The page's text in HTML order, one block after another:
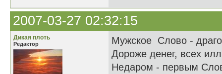
2007-03-27 02:32:15
Дикая плоть
Редактор
Мужское Слово -
Дороже денег, всех
Недаром - первым